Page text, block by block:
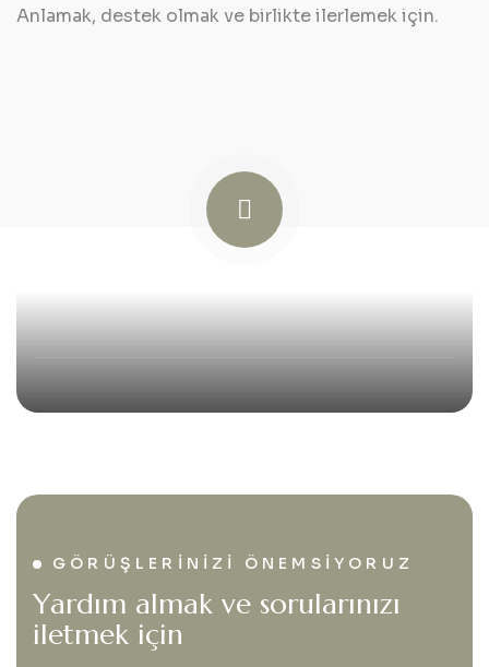
Anlamak, destek olmak ve birlikte ilerlemek için.
GÖRÜŞLERINIZI ÖNEMSIYORUZ
Yardım almak ve sorularınızı
iletmek için